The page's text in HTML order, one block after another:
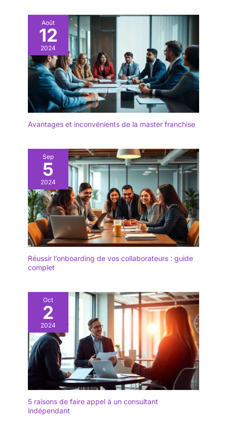
Août
12
2024
Avantages et inconvénients de la master franchise
Sep
5
2024
Réussir l’onboarding de vos collaborateurs : guide
complet
Oct
2
2024
5 raisons de faire appel à un consultant
indépendant